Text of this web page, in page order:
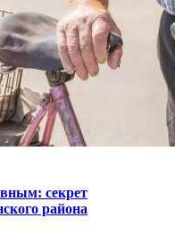
секрет
района